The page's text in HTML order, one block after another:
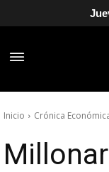
Inicio Crónica